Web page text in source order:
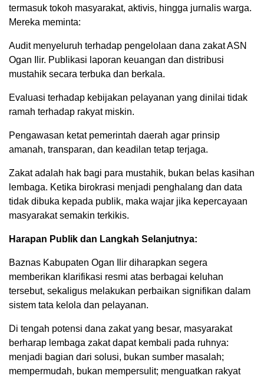
termasuk tokoh masyarakat, aktivis, hingga jurnalis warga.
Mereka meminta:
Audit menyeluruh terhadap pengelolaan dana zakat ASN
Ogan Ilir. Publikasi laporan keuangan dan distribusi
mustahik secara terbuka dan berkala.
Evaluasi terhadap kebijakan pelayanan yang dinilai tidak
ramah terhadap rakyat miskin.
Pengawasan ketat pemerintah daerah agar prinsip
amanah, transparan, dan keadilan tetap terjaga.
Zakat adalah hak bagi para mustahik, bukan belas kasihan
lembaga. Ketika birokrasi menjadi penghalang dan data
tidak dibuka kepada publik, maka wajar jika kepercayaan
masyarakat semakin terkikis.
Harapan Publik dan Langkah Selanjutnya:
Baznas Kabupaten Ogan Ilir diharapkan segera
memberikan klarifikasi resmi atas berbagai keluhan
tersebut, sekaligus melakukan perbaikan signifikan dalam
sistem tata kelola dan pelayanan.
Di tengah potensi dana zakat yang besar, masyarakat
berharap lembaga zakat dapat kembali pada ruhnya:
menjadi bagian dari solusi, bukan sumber masalah;
mempermudah, bukan mempersulit; menguatkan rakyat